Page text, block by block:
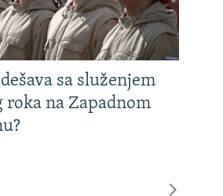
sa služenjem
roka na Zapadnom